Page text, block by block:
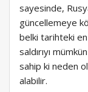
sayesinde,
güncellemeye
belki tarihteki
saldırıyı
sahip ki neden
alabilir.